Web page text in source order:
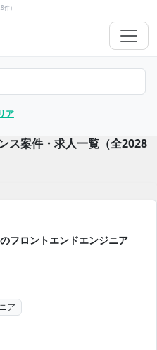
）
ア
ス案件・求人一覧（全2028
フロントエンドエンジニア
ア